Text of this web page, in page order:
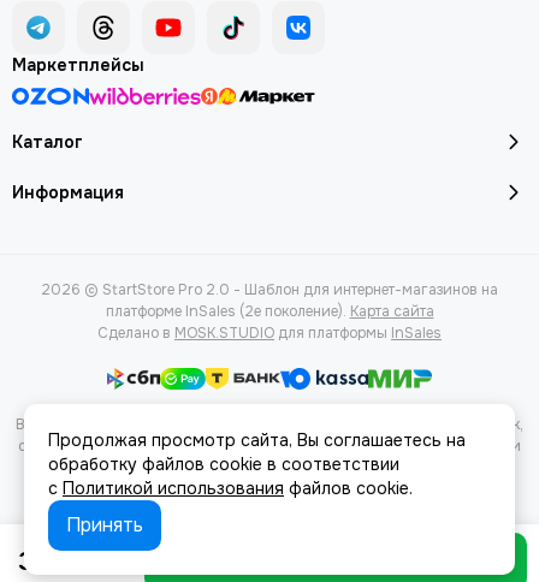
39 ₽
Каталог
Информация
Маркетплейсы
2026 © StartStore Pro 2.0 - Шаблон для интернет-магазинов на
платформе InSales (2е поколение). Карта сайта
Сделано в MOSK.STUDIO для платформы InSales
Вся представленная на сайте информация, касающаяся характеристик,
стоимости товаров и услуг, носит информационный характер и ни при
каких условиях не является публичной офертой, определяемой
положениями Статьи 437(2) Гражданского кодекса РФ.
Продолжая просмотр сайта, Вы соглашаетесь на
обработку файлов cookie в соответствии
с Политикой использования файлов cookie.
Принять